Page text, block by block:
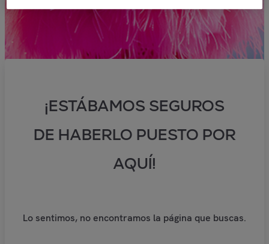
¡ESTÁBAMOS SEGUROS
DE HABERLO PUESTO POR
AQUÍ!
Lo sentimos, no encontramos la página que buscas.